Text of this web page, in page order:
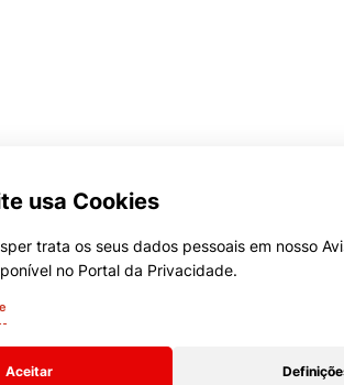
usa Cookies
trata os seus dados pessoais em nosso
no Portal da Privacidade.
Aceitar